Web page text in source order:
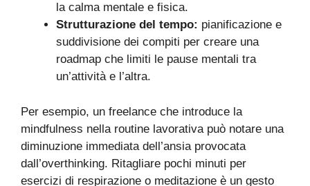
la calma mentale e fisica.
Strutturazione del tempo: pianificazione e
suddivisione dei compiti per creare una
roadmap che limiti le pause mentali tra
un’attività e l’altra.
Per esempio, un freelance che introduce la
mindfulness nella routine lavorativa può notare una
diminuzione immediata dell’ansia provocata
dall’overthinking. Ritagliare pochi minuti per
esercizi di respirazione o meditazione è un gesto